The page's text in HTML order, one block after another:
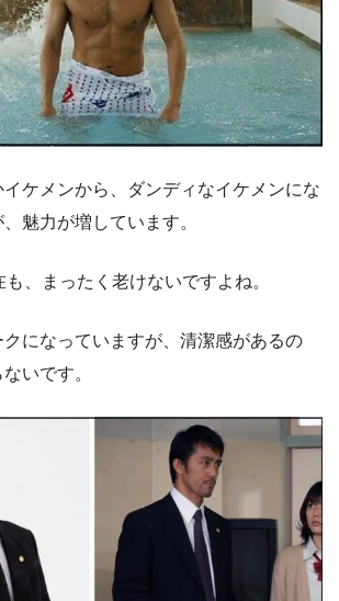
ケメンから、ダンディなイケメンにな
魅力が増しています。
、まったく老けないですよね。
になっていますが、清潔感があるの
いです。